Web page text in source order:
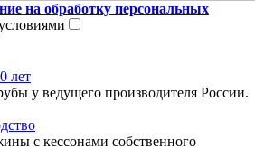
на обработку персональных
лет
у ведущего производителя России.
с кессонами собственного